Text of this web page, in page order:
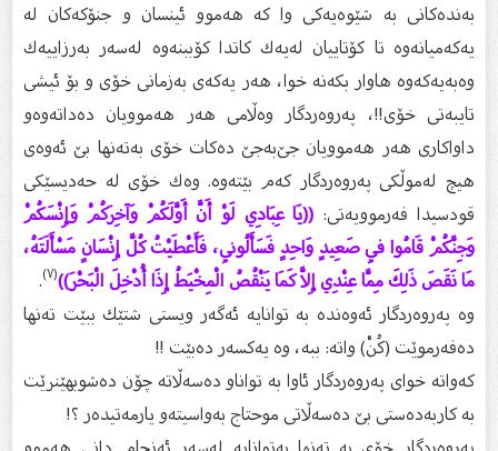
بەندەكانی بە شێوەیەكی وا كە هەموو ئینسان و جنۆكەكان لە
یەكەمیانەوە تا كۆتاییان لەیەك كاتدا كۆببنەوە لەسەر بەرزاییەك
وەبەیەكەوە هاوار بكەنە خوا، هەر یەكەی بەزمانی خۆی و بۆ ئیشی
تایبەتی خۆی!!، پەروەردگار وەڵامی هەر هەموویان دەداتەوەو
داواكاری هەر هەموویان جێ‌بەجێ‌ دەكات خۆی بەتەنها بێ‌ ئەوەی
هیچ لەموڵكی پەروەردگار كەم بێتەوە. وەك خۆی لە حەدیسێكی
قودسیدا فەرموویەتی:((يَا عِبَادِي لَوْ أَنَّ أَوَّلَكُمْ وَآخِرَكُمْ وَإِنْسَكُمْ
وَجِنَّكُمْ قَامُوا فِي صَعِيدٍ وَاحِدٍ فَسَأَلُونِي، فَأَعْطَيْتُ كُلَّ إِنْسَانٍ مَسْأَلَتَهُ،
مَا نَقَصَ ذَلِكَ مِمَّا عِنْدِي إِلاَّ كَمَا يَنْقُصُ الْمِخْيَطُ إِذَا أُدْخِلَ الْبَحْرَ))(٧) .
وە پەروەردگار ئەوەندە بە توانایە ئەگەر ویستی شتێك ببێت تەنها
دەفەرموێت (كُنْ) واتە: ببە، وە یەكسەر دەبێت !!
كەواتە خوای پەروەردگار ئاوا بە تواناو دەسەڵاتە چۆن دەشوبهێنرێت
بە كاربەدەستی بێ‌ دەسەڵاتی موحتاج بەواسیتەو یارمەتیدەر ؟!